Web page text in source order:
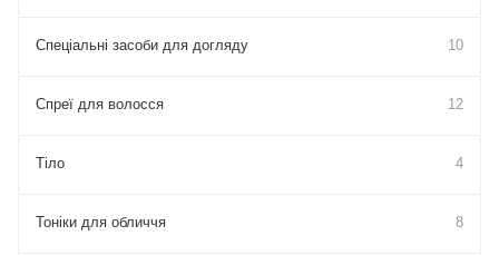
Спеціальні засоби для догляду 10
Спреї для волосся 12
Тіло 4
Тоніки для обличчя 8